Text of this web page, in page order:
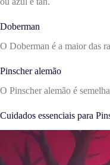
Doberman
O Doberman é a maior das
Pinscher alemão
O Pinscher alemão é
Cuidados essenciais para